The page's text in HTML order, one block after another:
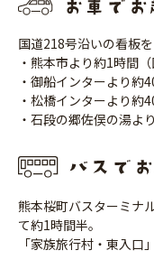
国道218号沿いの看板
・熊本市より約1時間（
・御船インターより約
・松橋インターより約
・石段の郷佐俣の湯よ
熊本桜町バスターミナ
て約1時間半。
「家族旅行村・東入口